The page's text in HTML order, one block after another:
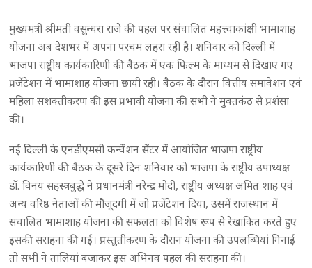
मुख्यमंत्री श्रीमती वसुन्धरा राजे की पहल पर संचालित महत्त्वाकांक्षी भामाशाह
योजना अब देशभर में अपना परचम लहरा रही है। शनिवार को दिल्ली में
भाजपा राष्ट्रीय कार्यकारिणी की बैठक में एक फिल्म के माध्यम से दिखाए गए
प्रजेंटेशन में भामाशाह योजना छायी रही। बैठक के दौरान वित्तीय समावेशन एवं
महिला सशक्तीकरण की इस प्रभावी योजना की सभी ने मुक्तकंठ से प्रशंसा
की।
नई दिल्ली के एनडीएमसी कन्वेंशन सेंटर में आयोजित भाजपा राष्ट्रीय
कार्यकारिणी की बैठक के दूसरे दिन शनिवार को भाजपा के राष्ट्रीय उपाध्यक्ष
डॉ. विनय सहस्त्रबुद्धे ने प्रधानमंत्री नरेन्द्र मोदी, राष्ट्रीय अध्यक्ष अमित शाह एवं
अन्य वरिष्ठ नेताओं की मौजूदगी में जो प्रजेंटेशन दिया, उसमें राजस्थान में
संचालित भामाशाह योजना की सफलता को विशेष रूप से रेखांकित करते हुए
इसकी सराहना की गई। प्रस्तुतीकरण के दौरान योजना की उपलब्धियां गिनाईं
तो सभी ने तालियां बजाकर इस अभिनव पहल की सराहना की।